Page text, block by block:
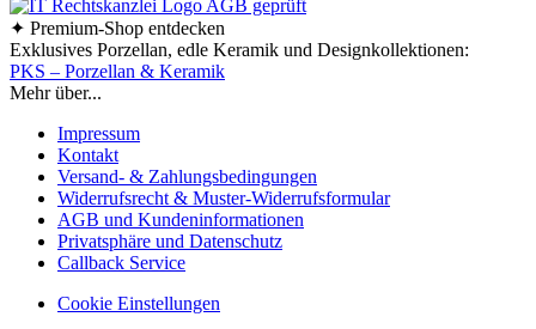
✦ Premium-Shop entdecken
Exklusives Porzellan, edle Keramik und Designkollektionen:
PKS – Porzellan & Keramik
Mehr über...
Impressum
Kontakt
Versand- & Zahlungsbedingungen
Widerrufsrecht & Muster-Widerrufsformular
AGB und Kundeninformationen
Privatsphäre und Datenschutz
Callback Service
Cookie Einstellungen